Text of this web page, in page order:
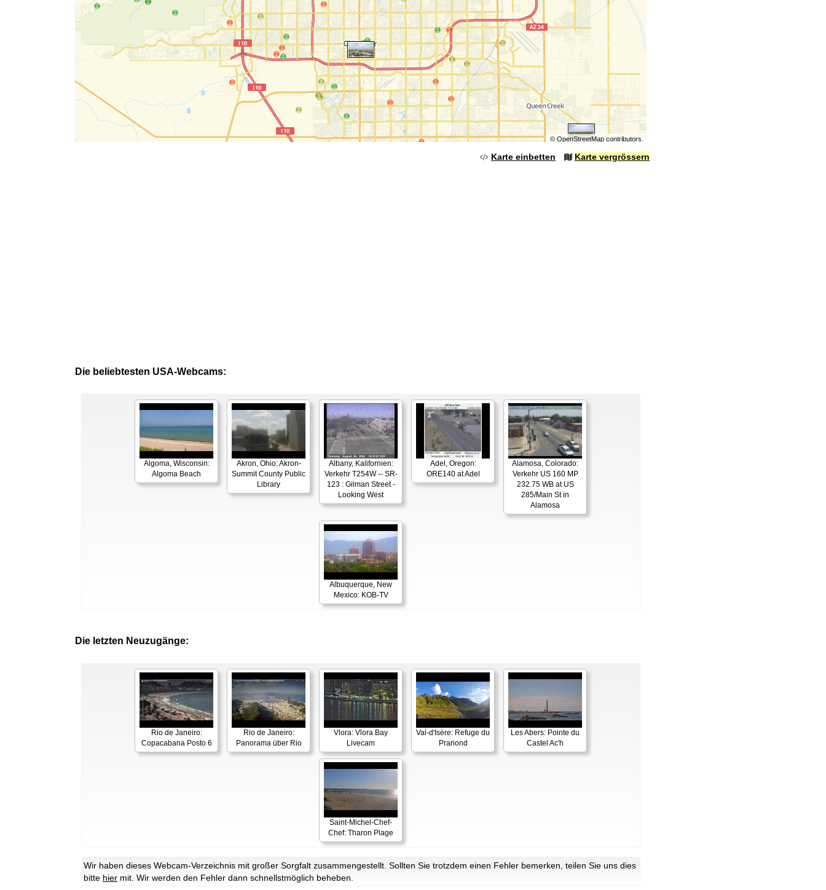
© OpenStreetMapcontributors.
Karte einbetten Karte vergrössern
Die beliebtesten USA-Webcams:
Algoma, Wisconsin:
Algoma Beach
Akron, Ohio: Akron-
Summit County Public
Library
Albany, Kalifornien:
Verkehr T254W -- SR-
123 : Gilman Street -
Looking West
Adel, Oregon:
ORE140 at Adel
Alamosa, Colorado:
Verkehr US 160 MP
232.75 WB at US
285/Main St in
Alamosa
Albuquerque, New
Mexico: KOB-TV
Die letzten Neuzugänge:
Rio de Janeiro:
Copacabana Posto 6
Rio de Janeiro:
Panorama über Rio
Vlora: Vlora Bay
Livecam
Val-d'Isère: Refuge du
Prariond
Les Abers: Pointe du
Castel Ac'h
Saint-Michel-Chef-
Chef: Tharon Plage
Wir haben dieses Webcam-Verzeichnis mit großer Sorgfalt zusammengestellt. Sollten Sie trotzdem einen Fehler bemerken, teilen Sie uns dies
bitte hier mit. Wir werden den Fehler dann schnellstmöglich beheben.